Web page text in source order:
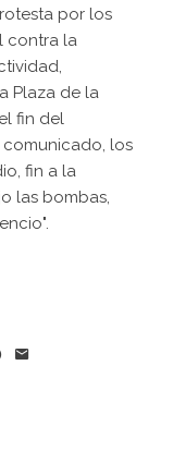
por los
contra la
Plaza de la
fin del
comunicado, los
fin a la
las bombas,